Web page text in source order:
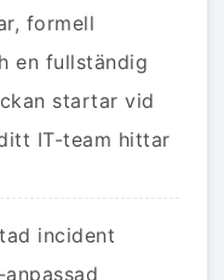
formell
en fullständig
startar vid
IT-team hittar
incident